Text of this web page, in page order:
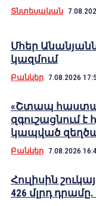
Տնտեսական
Մհեր
կազմում
Բանկեր 7.08.2026
«Շտապ
զգուշացնում
կապված
Բանկեր 7.08.2026
Հուլիսին
426 մլրդ